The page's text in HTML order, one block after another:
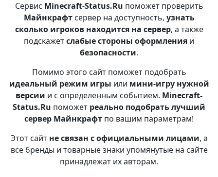
Сервис Minecraft-Status.Ru поможет проверить
Майнкрафтсервер на доступность, узнать
сколько игроков находится на сервер, а также
подскажетслабые стороны оформления и
безопасности.
Помимо этого сайт поможет подобрать
идеальный режим игры или мини-игру нужной
версии и с определенным событием. Minecraft-
Status.Ru поможет реально подобрать лучший
сервер Майнкрафт по вашим параметрам!
Этот сайт не связан с официальными лицами, а
все бренды и товарные знаки упомянутые на сайте
принадлежат их авторам.